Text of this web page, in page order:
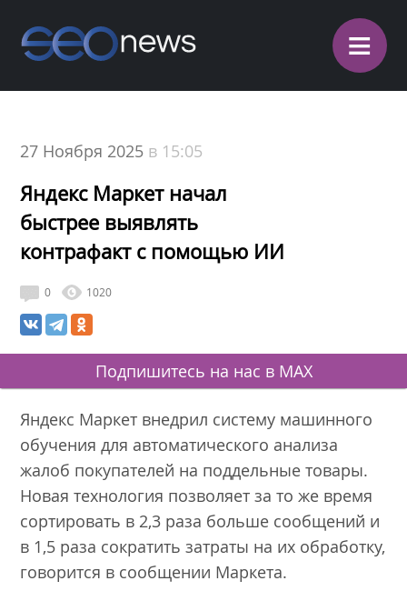
≡
27 Ноября 2025 в 15:05
Яндекс Маркет начал
быстрее выявлять
контрафакт с помощью ИИ
0 1020
Подпишитесь на нас в MAX
Яндекс Маркет внедрил систему машинного
обучения для автоматического анализа
жалоб покупателей на поддельные товары.
Новая технология позволяет за то же время
сортировать в 2,3 раза больше сообщений и
в 1,5 раза сократить затраты на их обработку,
говорится в сообщении Маркета.